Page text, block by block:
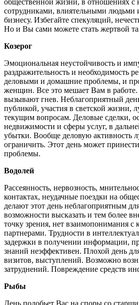
сотрудниками, влиятельными людьми
бизнесу. Избегайте спекуляций,
Но и Вы сами можете стать жертвой
Козерог
Эмоциональная неустойчивость и
раздражительность и необходимость
деловыми и домашние проблемы, и
женщин. Все это мешает Вам в
вызывают гнев. Неблагоприятный
публикой, участия в светской жизни,
текущим вопросам. Деловые сделки,
недвижимости и сферы услуг, в
убытки. Вообще деловую активность
ограничить. Этот день может
проблемы.
Водолей
Рассеянность, нервозность,
контактах, неудачные поездки на
делают этот день неблагоприятным
возможности высказать и тем более
точку зрения, нет взаимопонимания с
партнерами. Трудности в
задержки в получении информации,
знаний неэффективен. Плохой день
визитов, выступлений. Возможно
затруднений. Повреждение средств
Рыбы
День подобьет Вас на споры со